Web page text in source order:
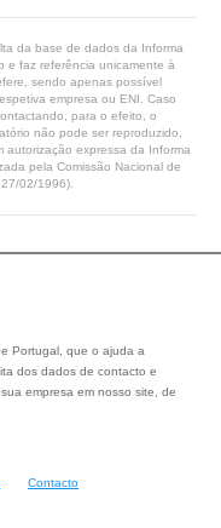
da base de dados da Informa
e faz referência unicamente à
sendo apenas possível
empresa ou ENI. Caso
para o efeito, o
não pode ser reproduzido,
autorização expressa da Informa
pela Comissão Nacional de
02/1996).
Portugal, que o ajuda a
dos dados de contacto e
empresa em nosso site, de
Contacto